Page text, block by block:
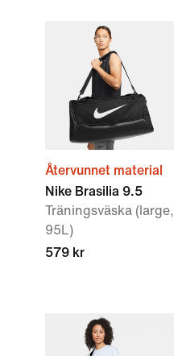
Återvunnet material
Nike Brasilia 9.5
Träningsväska (large,
95L)
579 kr